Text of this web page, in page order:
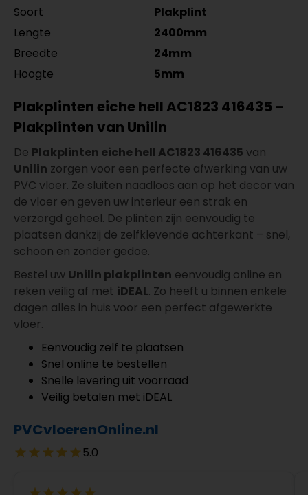
Soort
Plakplint
Lengte
2400mm
Breedte
24mm
Hoogte
5mm
Plakplinten eiche hell AC1823 416435 –
Plakplinten van Unilin
De Plakplinten eiche hell AC1823 416435 van
Unilin zorgen voor een perfecte afwerking van uw
PVC vloer. Ze sluiten naadloos aan op het decor van
de vloer en geven uw interieur een strak en
verzorgd geheel. De plinten zijn eenvoudig te
plaatsen dankzij de zelfklevende achterkant – snel,
schoon en zonder gedoe.
Bestel uw Unilin plakplinten eenvoudig online en
reken veilig af met iDEAL. Zo heeft u binnen enkele
dagen alles in huis voor een perfect afgewerkte
vloer.
Eenvoudig zelf te plaatsen
Snel online te bestellen
Snelle levering uit voorraad
Veilig betalen met iDEAL
PVCvloerenOnline.nl
5.0